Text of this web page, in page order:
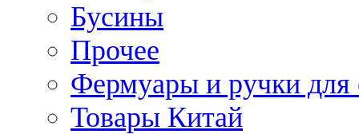
Бусины
Прочее
Фермуары и ручки для
Товары Китай